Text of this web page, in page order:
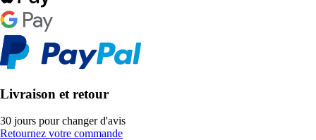
Livraison et retour
30 jours pour changer d'avis
Retournez votre commande